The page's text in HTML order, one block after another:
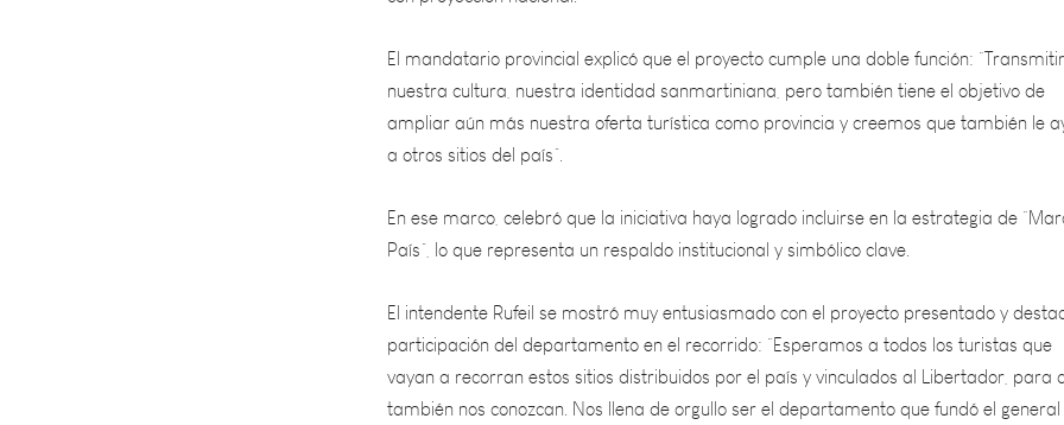
nuestra cultura, nuestra identidad sanmartiniana, pero también tiene el objetivo de
ampliar aún más nuestra oferta turística como provincia y creemos que también le ayuda
a otros sitios del país”.
En ese marco, celebró que la iniciativa haya logrado incluirse en la estrategia de “Marca
País”, lo que representa un respaldo institucional y simbólico clave.
El intendente Rufeil se mostró muy entusiasmado con el proyecto presentado y destacó la
participación del departamento en el recorrido: “Esperamos a todos los turistas que
vayan a recorran estos sitios distribuidos por el país y vinculados al Libertador,
también nos conozcan. Nos llena de orgullo ser el departamento que fundó el
Martín”.